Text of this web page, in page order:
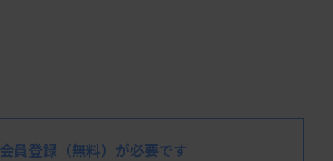
員登録 （無料）が必要です